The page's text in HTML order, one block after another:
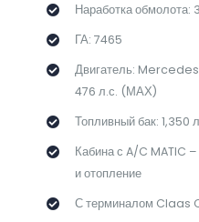
Наработка обмолота:
ГА: 7465
Двигатель:
476 л.с. (МАХ)
Топливный бак: 1,350
Кабина с A/C MATIC
и отопление
С терминалом Claas